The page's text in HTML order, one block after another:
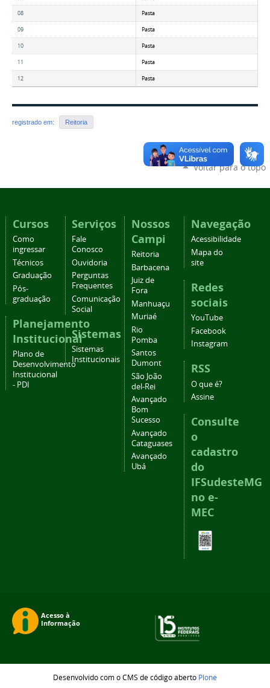
08 Pasta
09 Pasta
10 Pasta
11 Pasta
12 Pasta
registrado em: Reitoria
Voltar para o topo
Cursos
Como
ingressar
Técnicos
Graduação
Pós-
graduação
Planejamento
Institucional
Plano de
Desenvolvimento
Institucional
- PDI
Serviços
Fale
Conosco
Ouvidoria
Perguntas
Frequentes
Comunicação
Social
Sistemas
Sistemas
Institucionais
Nossos
Campi
Reitoria
Barbacena
Juiz de
Fora
Manhuaçu
Muriaé
Rio
Pomba
Santos
Dumont
São João
del-Rei
Avançado
Bom
Sucesso
Avançado
Cataguases
Avançado
Ubá
Navegação
Acessibilidade
Mapa do
site
Redes
sociais
YouTube
Facebook
Instagram
RSS
O que é?
Assine
Consulte
o
cadastro
do
IFSudesteMG
no e-
MEC
Desenvolvido com o CMS de código aberto Plone